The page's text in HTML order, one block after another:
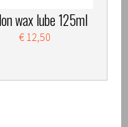
wax lube 125ml
€ 12,50